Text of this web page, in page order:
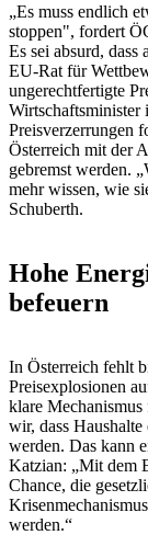
„Es muss endlich
stoppen", fordert
Es sei absurd, dass
EU-Rat für
ungerechtfertigte
Wirtschaftsminister
Preisverzerrungen
Österreich mit der
gebremst werden.
mehr wissen, wie
Schuberth.
Hohe
befeuern
In Österreich fehlt
Preisexplosionen
klare
wir, dass
werden. Das kann
Katzian: „Mit dem
Chance, die
werden.“